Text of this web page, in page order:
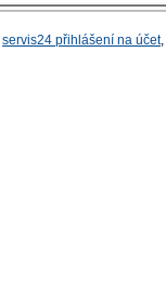
servis24 přihlášení na účet,